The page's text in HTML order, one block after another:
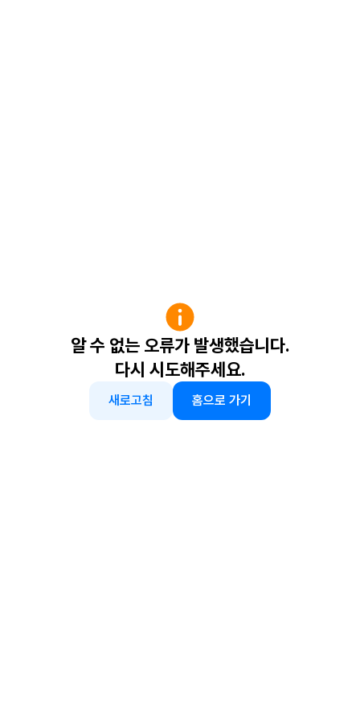
알 수 없는 오류가 발생했습니다.
다시 시도해주세요.
새로고침 홈으로 가기